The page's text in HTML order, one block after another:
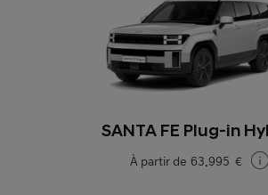
SANTA FE Plug-in
À partir de 63.995 €